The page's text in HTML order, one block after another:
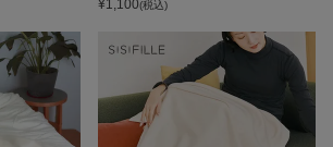
¥1,100(税込)